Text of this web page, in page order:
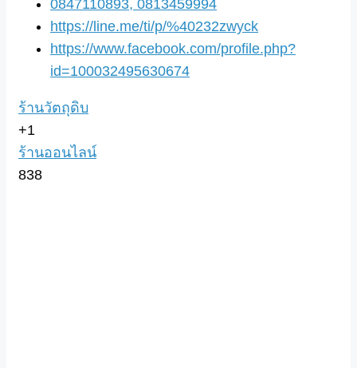
0847110893, 0813459994
https://line.me/ti/p/%40232zwyck
https://www.facebook.com/profile.php?
id=100032495630674
ร้านวัตถุดิบ
+1
ร้านออนไลน์
838